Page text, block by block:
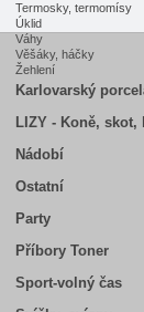
Termosky, termomísy
Úklid
Váhy
Věšáky, háčky
Žehlení
Karlovarský
LIZY - Koně, skot,
Nádobí
Ostatní
Party
Příbory Toner
Sport-volný čas